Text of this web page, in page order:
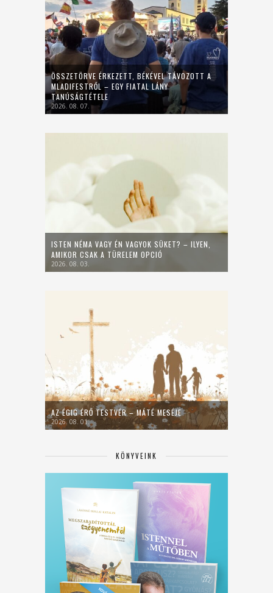
ÖSSZETÖRVE ÉRKEZETT, BÉKÉVEL TÁVOZOTT A
MLADIFESTRŐL – EGY FIATAL LÁNY
TANÚSÁGTÉTELE
2026. 08. 07.
ISTEN NÉMA VAGY ÉN VAGYOK SÜKET? – ILYEN,
AMIKOR CSAK A TÜRELEM OPCIÓ
2026. 08. 03.
AZ ÉGIG ÉRŐ TESTVÉR – MÁTÉ MESÉJE
2026. 08. 01.
KÖNYVEINK